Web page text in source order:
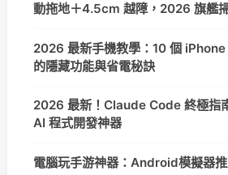
動拖地＋4.5cm 越障，2026 旗艦
2026 最新手機教學：10 個
的隱藏功能與省電秘訣
2026 最新！Claude Code 終極指
AI 程式開發神器
電腦玩手游神器：Android模擬器